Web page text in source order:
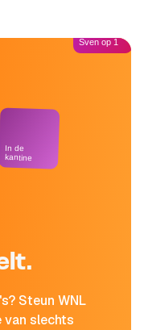
Steun WNL
van slechts
In de
kantine
Sven op 1